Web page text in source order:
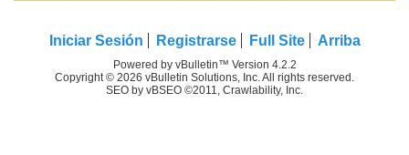
Iniciar Sesión Registrarse Full Site Arriba
Powered by vBulletin™ Version 4.2.2
Copyright © 2026 vBulletin Solutions, Inc. All rights reserved.
SEO by vBSEO ©2011, Crawlability, Inc.